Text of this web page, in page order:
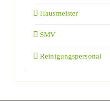
Hausmeister
SMV
Reinigungspersonal